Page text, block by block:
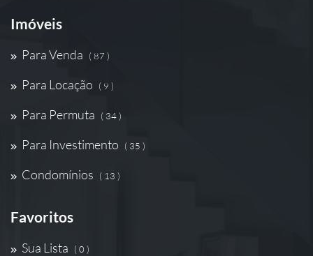
Imóveis
Para Venda ( 87 )
Para Locação ( 9 )
Para Permuta ( 34 )
Para Investimento ( 35 )
Condomínios ( 13 )
Favoritos
Sua Lista ( 0 )